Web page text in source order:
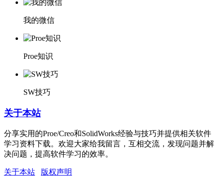
我的微信
Proe知识
SW技巧
关于本站
分享实用的Proe/Creo和SolidWorks经验与技巧并提供相关软件
学习资料下载。欢迎大家给我留言，互相交流，发现问题并解
决问题，提高软件学习的效率。
关于本站 版权声明